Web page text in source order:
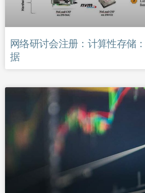
网络研讨会注册：计算性存储
据